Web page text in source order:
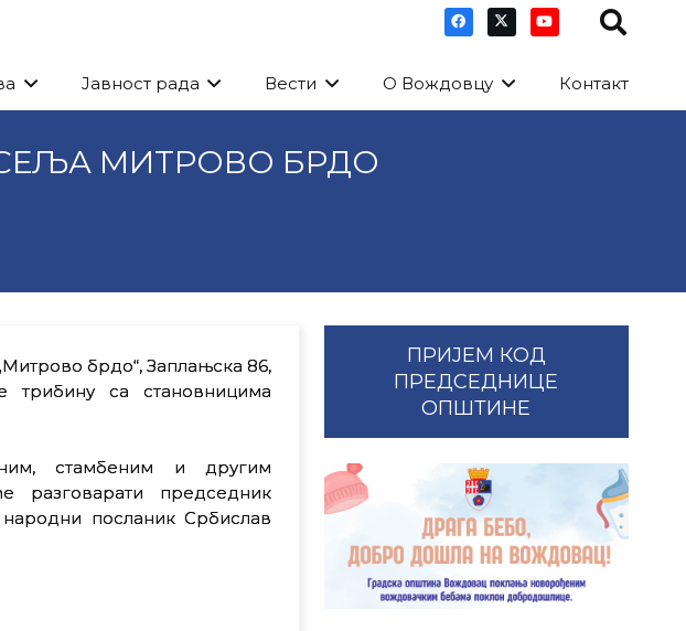
Јавност рада Вести О Вождовцу Контакт
МИТРОВО БРДО
брдо“, Заплањска 86,
трибину са становницима
стамбеним и другим
разговарати председник
посланик Србислав
ПРИЈЕМ КОД
ПРЕДСЕДНИЦЕ
ОПШТИНЕ